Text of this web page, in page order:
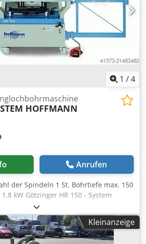
1 /4
HOFFMANN
Anrufen
der Spindeln 1 St. Bohrtiefe max. 150
kW Götzinger HR 150 - System
die Ihnen höchste Präzision
garantiert. Rahmen- und
ermöglicht Bohren in zwei Ebenen
- durchdachtes, exaktes und
Kleinanzeige